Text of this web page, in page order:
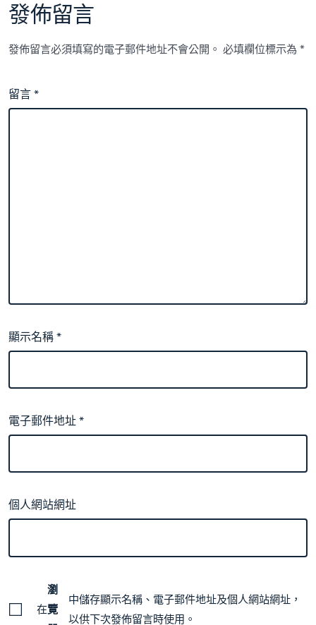
發佈留言
發佈留言必須填寫的電子郵件地址不會公開。 必填欄位標示為*
留言*
顯示名稱*
電子郵件地址*
個人網站網址
在
瀏
覽
中儲存顯示名稱、電子郵件地址及個人網站網址，
以供下次發佈留言時使用。